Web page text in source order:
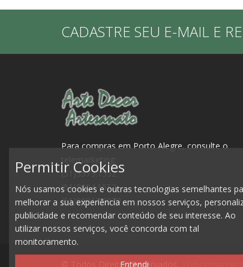
CADASTRE SEU E-MAIL E
Para compras em Porto Alegre, consulte o
telemarketing:
(51)3573.1552
(51)3084.1552
(51)99917.0979
© Todos Direitos Reservados.
Permitir Cookies
Nós usamos cookies e outras tecnologias semelhantes
melhorar a sua experiência em nossos serviços,
publicidade e recomendar conteúdo de seu interesse. Ao
utilizar nossos serviços, você concorda com tal
monitoramento.
Entendi